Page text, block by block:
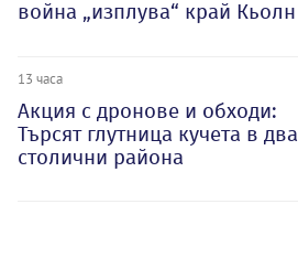
война „изплува“ край Кьолн
13 часа
Акция с дронове и обходи:
Търсят глутница кучета в два
столични района